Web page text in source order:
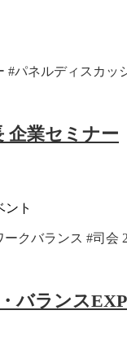
パネルディスカッ
企業セミナー
クバランス #司会
バランス